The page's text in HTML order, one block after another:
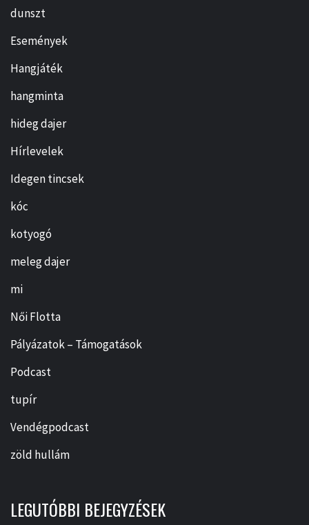
dunszt
Események
Hangjáték
hangminta
hideg dajer
Hírlevelek
Idegen tincsek
kóc
kotyogó
meleg dajer
mi
Női Flotta
Pályázatok – Támogatások
Podcast
tupír
Vendégpodcast
zöld hullám
LEGUTÓBBI BEJEGYZÉSEK